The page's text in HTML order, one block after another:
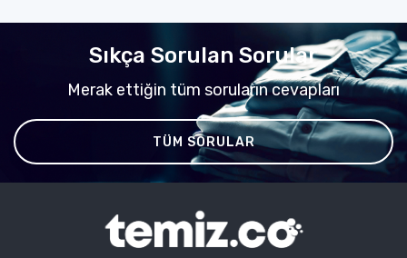
Sıkça Sorulan Sorular
Merak ettiğin tüm soruların cevapları
TÜM SORULAR